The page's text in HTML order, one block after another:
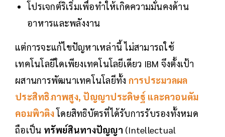
โปรเจกต์ริเริ่มเพื่อทำให้เกิดความมั่นคงด้าน
อาหารและพลังงาน
แต่การจะแก้ไขปัญหาเหล่านี้ ไม่สามารถใช้
เทคโนโลยีใดเพียงเทคโนโลยีเดียว IBM จึงตั้งเป้า
ผสานการพัฒนาเทคโนโลยีทั้ง การประมวลผล
ประสิทธิภาพสูง, ปัญญาประดิษฐ์ และควอนตัม
คอมพิวติงโดยสิทธิบัตรที่ได้รับการรับรองทั้งหมด
ถือเป็น ทรัพย์สินทางปัญญา (Intellectual